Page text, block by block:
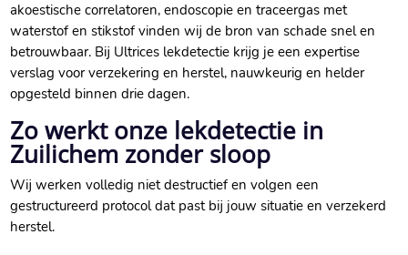
akoestische correlatoren, endoscopie en traceergas met
waterstof en stikstof vinden wij de bron van schade snel en
betrouwbaar. Bij Ultrices lekdetectie krijg je een expertise
verslag voor verzekering en herstel, nauwkeurig en helder
opgesteld binnen drie dagen.
Zo werkt onze lekdetectie in
Zuilichem zonder sloop
Wij werken volledig niet destructief en volgen een
gestructureerd protocol dat past bij jouw situatie en verzekerd
herstel.